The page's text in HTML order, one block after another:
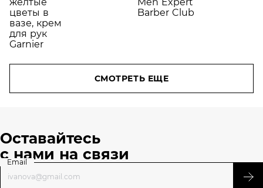
СМОТРЕТЬ ЕЩЕ
Оставайтесь
с нами на связи
Email